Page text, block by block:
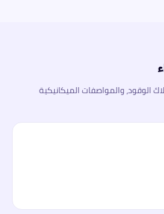
الوقود، والمواصفات الميكانيكية